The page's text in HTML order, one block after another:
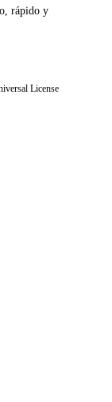
rápido y
License